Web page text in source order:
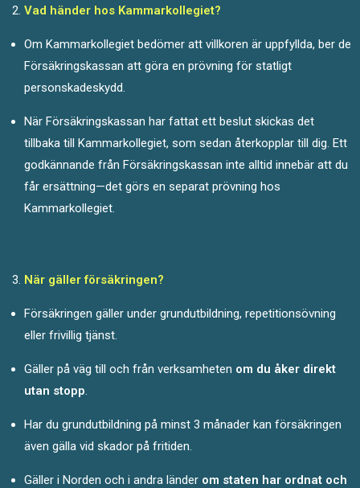
Vad händer hos Kammarkollegiet?
Om Kammarkollegiet bedömer att villkoren är uppfyllda, ber de
Försäkringskassan att göra en prövning för statligt
personskadeskydd.
När Försäkringskassan har fattat ett beslut skickas det
tillbaka till Kammarkollegiet, som sedan återkopplar till dig. Ett
godkännande från Försäkringskassan inte alltid innebär att du
får ersättning—det görs en separat prövning hos
Kammarkollegiet.
När gäller försäkringen?
Försäkringen gäller under grundutbildning, repetitionsövning
eller frivillig tjänst.
Gäller på väg till och från verksamheten om du åker direkt
utan stopp.
Har du grundutbildning på minst 3 månader kan försäkringen
även gälla vid skador på fritiden.
Gäller i Norden och i andra länder om staten har ordnat och